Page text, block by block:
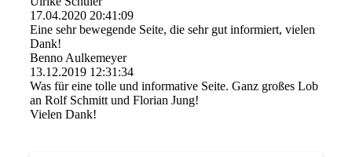
17.04.2020 20:41:09
Eine sehr bewegende Seite, die sehr gut informiert, vielen
Dank!
Benno Aulkemeyer
13.12.2019 12:31:34
Was für eine tolle und informative Seite. Ganz großes Lob
an Rolf Schmitt und Florian Jung!
Vielen Dank!